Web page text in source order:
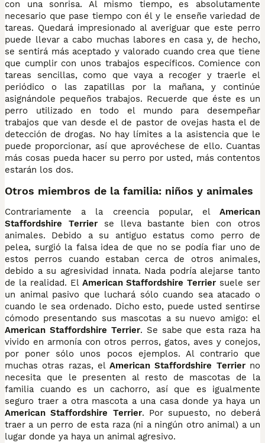
con una sonrisa. Al mismo tiempo, es absolutamente
necesario que pase tiempo con él y le enseñe variedad de
tareas. Quedará impresionado al averiguar que este perro
puede llevar a cabo muchas labores en casa y, de hecho,
se sentirá más aceptado y valorado cuando crea que tiene
que cumplir con unos trabajos específicos. Comience con
tareas sencillas, como que vaya a recoger y traerle el
periódico o las zapatillas por la mañana, y continúe
asignándole pequeños trabajos. Recuerde que éste es un
perro utilizado en todo el mundo para desempeñar
trabajos que van desde el de pastor de ovejas hasta el de
detección de drogas. No hay límites a la asistencia que le
puede proporcionar, así que aprovéchese de ello. Cuantas
más cosas pueda hacer su perro por usted, más contentos
estarán los dos.
Otros miembros de la familia: niños y animales
Contrariamente a la creencia popular, el American
Staffordshire Terrierse lleva bastante bien con otros
animales. Debido a su antiguo estatus como perro de
pelea, surgió la falsa idea de que no se podía fiar uno de
estos perros cuando estaban cerca de otros animales,
debido a su agresividad innata. Nada podría alejarse tanto
de la realidad. El American Staffordshire Terrier suele ser
un animal pasivo que luchará sólo cuando sea atacado o
cuando le sea ordenado. Dicho esto, puede usted sentirse
cómodo presentando sus mascotas a su nuevo amigo: el
American Staffordshire Terrier. Se sabe que esta raza ha
vivido en armonía con otros perros, gatos, aves y conejos,
por poner sólo unos pocos ejemplos. Al contrario que
muchas otras razas, elAmerican Staffordshire Terrierno
necesita que le presenten al resto de mascotas de la
familia cuando es un cachorro, así que es igualmente
seguro traer a otra mascota a una casa donde ya haya un
American Staffordshire Terrier. Por supuesto, no deberá
traer a un perro de esta raza (ni a ningún otro animal) a un
lugar donde ya haya un animal agresivo.